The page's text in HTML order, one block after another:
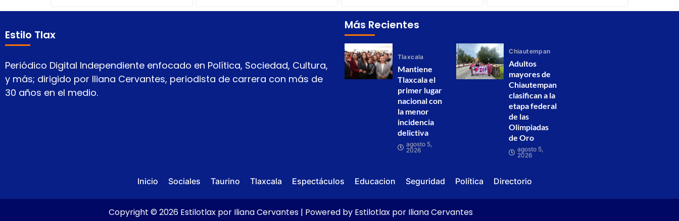
Estilo Tlax
Periódico Digital Independiente enfocado en Política, Sociedad, Cultura,
y más; dirigido por Iliana Cervantes, periodista de carrera con más de
30 años en el medio.
Más Recientes
Tlaxcala
Mantiene
Tlaxcala el
primer lugar
nacional con
la menor
incidencia
delictiva
agosto 5,
2026
Chiautempan
Adultos
mayores de
Chiautempan
clasifican a la
etapa federal
de las
Olimpiadas
de Oro
agosto 5,
2026
Inicio Sociales Taurino Tlaxcala Espectáculos Educacion Seguridad Política Directorio
Copyright © 2026 Estilotlax por Iliana Cervantes | Powered by Estilotlax por Iliana Cervantes